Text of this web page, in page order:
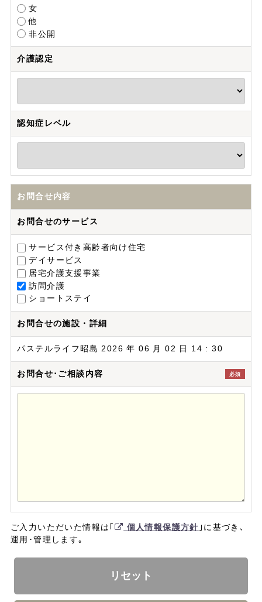
女
他
非公開
介護認定
認知症レベル
お問合せ内容
お問合せのサービス
サービス付き高齢者向け住宅
デイサービス
居宅介護支援事業
訪問介護
ショートステイ
お問合せの施設・詳細
パステルライフ昭島 2026 年 06 月 02 日 14 : 30
お問合せ･ご相談内容 必須
ご入力いただいた情報は｢ 個人情報保護方針 ｣に基づき､
運用･管理します｡